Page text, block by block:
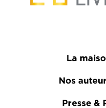
La
Nos
Presse &